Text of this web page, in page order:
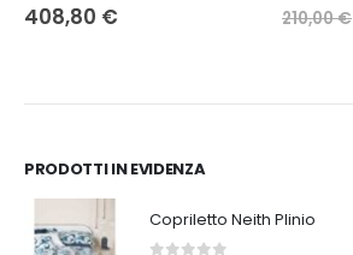
0Su 5
408,80 € 0Su 5
210,00€
PRODOTTI IN EVIDENZA
Copriletto Neith Plinio